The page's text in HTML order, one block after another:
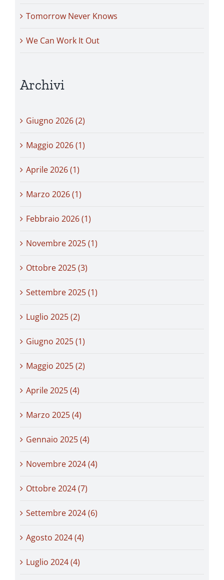
Tomorrow Never Knows
We Can Work It Out
Archivi
Giugno 2026 (2)
Maggio 2026 (1)
Aprile 2026 (1)
Marzo 2026 (1)
Febbraio 2026 (1)
Novembre 2025 (1)
Ottobre 2025 (3)
Settembre 2025 (1)
Luglio 2025 (2)
Giugno 2025 (1)
Maggio 2025 (2)
Aprile 2025 (4)
Marzo 2025 (4)
Gennaio 2025 (4)
Novembre 2024 (4)
Ottobre 2024 (7)
Settembre 2024 (6)
Agosto 2024 (4)
Luglio 2024 (4)